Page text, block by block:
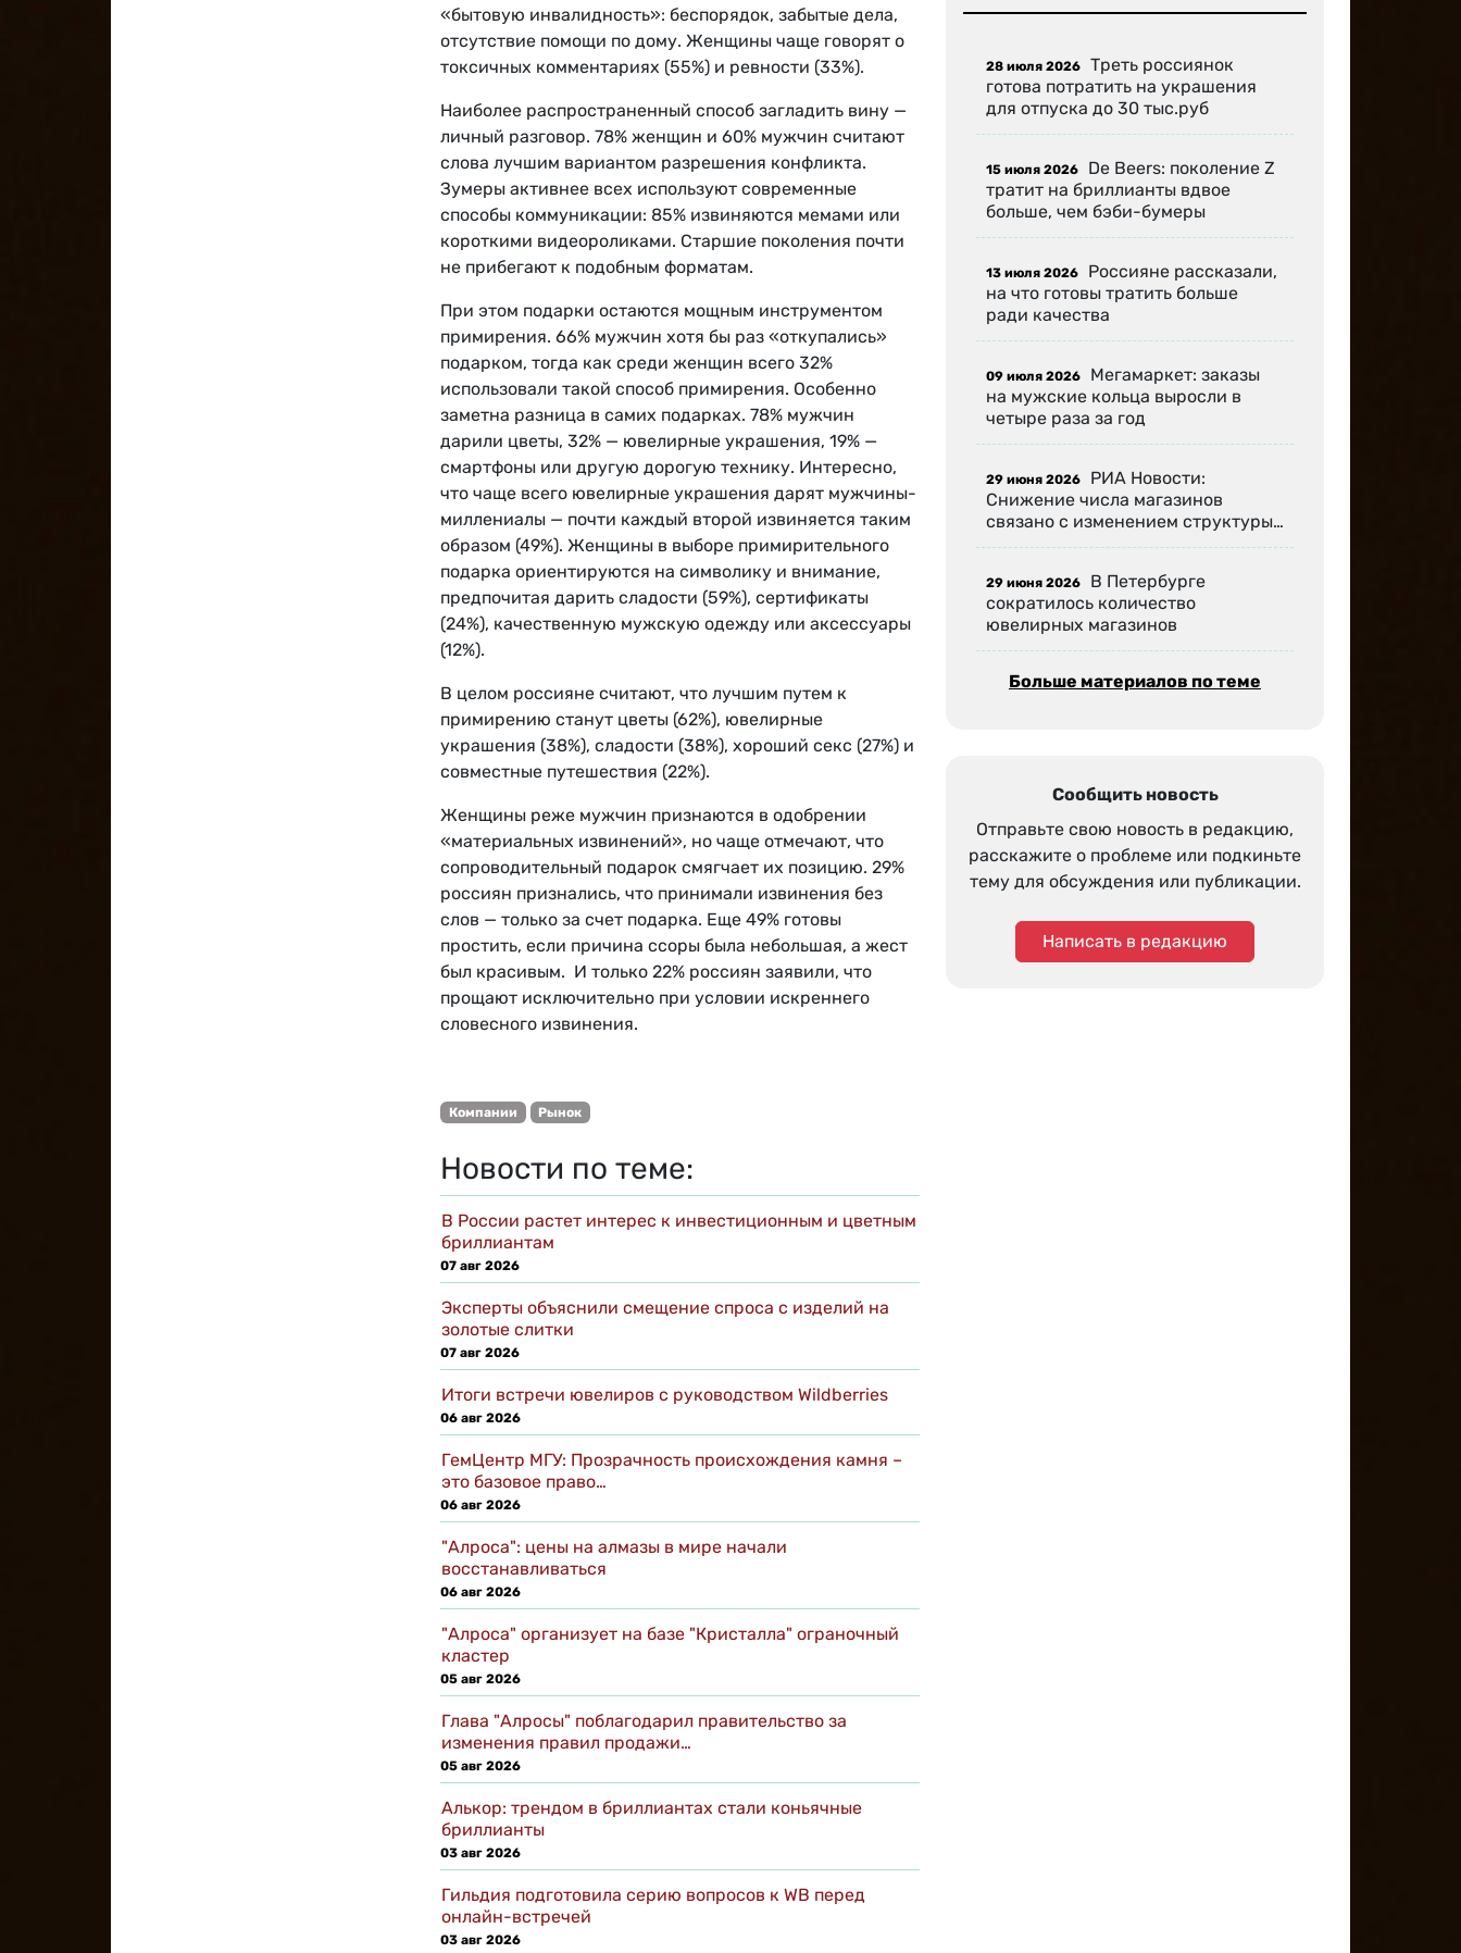
«бытовую инвалидность»: беспорядок, забытые дела,
отсутствие помощи по дому. Женщины чаще говорят о
токсичных комментариях (55%) и ревности (33%).
Наиболее распространенный способ загладить вину —
личный разговор. 78% женщин и 60% мужчин считают
слова лучшим вариантом разрешения конфликта.
Зумеры активнее всех используют современные
способы коммуникации: 85% извиняются мемами или
короткими видеороликами. Старшие поколения почти
не прибегают к подобным форматам.
При этом подарки остаются мощным инструментом
примирения. 66% мужчин хотя бы раз «откупались»
подарком, тогда как среди женщин всего 32%
использовали такой способ примирения. Особенно
заметна разница в самих подарках. 78% мужчин
дарили цветы, 32% — ювелирные украшения, 19% —
смартфоны или другую дорогую технику. Интересно,
что чаще всего ювелирные украшения дарят мужчины-
миллениалы — почти каждый второй извиняется таким
образом (49%). Женщины в выборе примирительного
подарка ориентируются на символику и внимание,
предпочитая дарить сладости (59%), сертификаты
(24%), качественную мужскую одежду или аксессуары
(12%).
В целом россияне считают, что лучшим путем к
примирению станут цветы (62%), ювелирные
украшения (38%), сладости (38%), хороший секс (27%) и
совместные путешествия (22%).
Женщины реже мужчин признаются в одобрении
«материальных извинений», но чаще отмечают, что
сопроводительный подарок смягчает их позицию. 29%
россиян признались, что принимали извинения без
слов — только за счет подарка. Еще 49% готовы
простить, если причина ссоры была небольшая, а жест
был красивым. И только 22% россиян заявили, что
прощают исключительно при условии искреннего
словесного извинения.
Компании Рынок
Новости по теме:
В России растет интерес к инвестиционным и цветным
бриллиантам
07 авг 2026
Эксперты объяснили смещение спроса с изделий на
золотые слитки
07 авг 2026
Итоги встречи ювелиров с руководством Wildberries
06 авг 2026
ГемЦентр МГУ: Прозрачность происхождения камня –
это базовое право…
06 авг 2026
"Алроса": цены на алмазы в мире начали
восстанавливаться
06 авг 2026
"Алроса" организует на базе "Кристалла" ограночный
кластер
05 авг 2026
Глава "Алросы" поблагодарил правительство за
изменения правил продажи…
05 авг 2026
Алькор: трендом в бриллиантах стали коньячные
бриллианты
03 авг 2026
Гильдия подготовила серию вопросов к WB перед
онлайн-встречей
03 авг 2026
28 июля 2026 Треть россиянок
готова потратить на украшения
для отпуска до 30 тыс.руб
15 июля 2026 De Beers: поколение Z
тратит на бриллианты вдвое
больше, чем бэби-бумеры
13 июля 2026 Россияне рассказали,
на что готовы тратить больше
ради качества
09 июля 2026 Мегамаркет: заказы
на мужские кольца выросли в
четыре раза за год
29 июня 2026 РИА Новости:
Снижение числа магазинов
связано с изменением структуры…
29 июня 2026 В Петербурге
сократилось количество
ювелирных магазинов
Больше материалов по теме
Сообщить новость
Отправьте свою новость в редакцию,
расскажите о проблеме или подкиньте
тему для обсуждения или публикации.
Написать в редакцию